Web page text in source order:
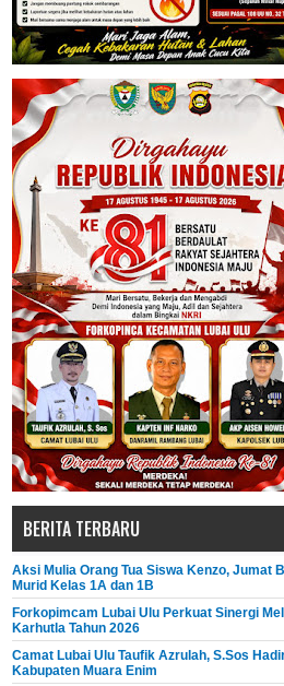
BERITA TERBARU
Aksi Mulia Orang Tua Siswa Kenzo, Jumat
Murid Kelas 1A dan 1B
Forkopimcam Lubai Ulu Perkuat Sinergi
Karhutla Tahun 2026
Camat Lubai Ulu Taufik Azrulah, S.Sos
Kabupaten Muara Enim